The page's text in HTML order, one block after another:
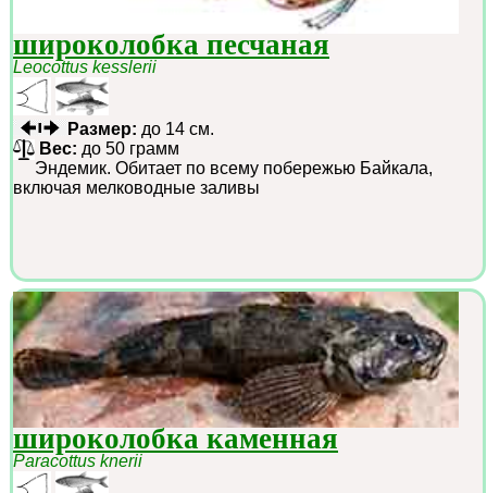
широколобка песчаная
Leocottus kesslerii
Размер: до 14 см.
Вес: до 50 грамм
Эндемик. Обитает по всему побережью Байкала,
включая мелководные заливы
широколобка каменная
Paracottus knerii